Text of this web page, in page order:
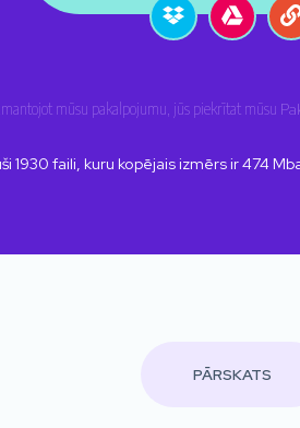
mūsu pakalpojumu, jūs piekrītat mūsu
1930 faili, kuru kopējais izmērs ir474
PĀRSKATS